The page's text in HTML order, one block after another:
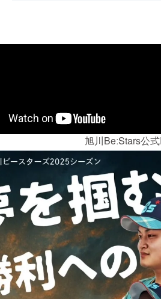
旭川BeːStars公